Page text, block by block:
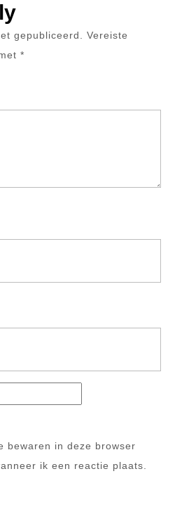
gepubliceerd.
Vereiste
*
bewaren in deze browser
ik een reactie plaats.